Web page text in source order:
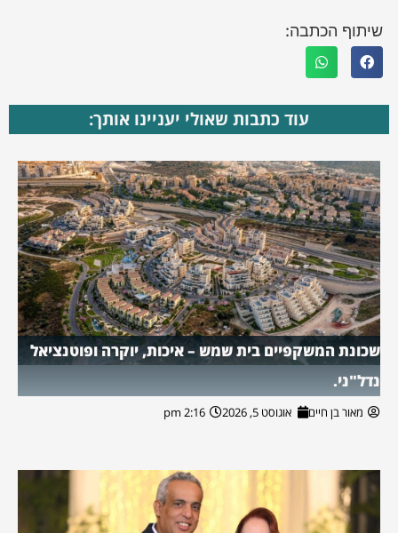
שיתוף הכתבה:
עוד כתבות שאולי יעניינו אותך:
שכונת המשקפיים בית שמש – איכות, יוקרה ופוטנציאל
נדל"ני.
מאור בן חיים אוגוסט 5, 2026 2:16 pm